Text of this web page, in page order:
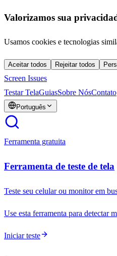
Valorizamos sua
Usamos cookies e tecnologias
Aceitar todos Rejeitar todos
Screen Issues
Testar TelaGuiasSobre NósContato
Português
Ferramenta gratuita
Ferramenta de teste de tela
Teste seu celular ou monitor em
Use esta ferramenta para detectar
Iniciar teste